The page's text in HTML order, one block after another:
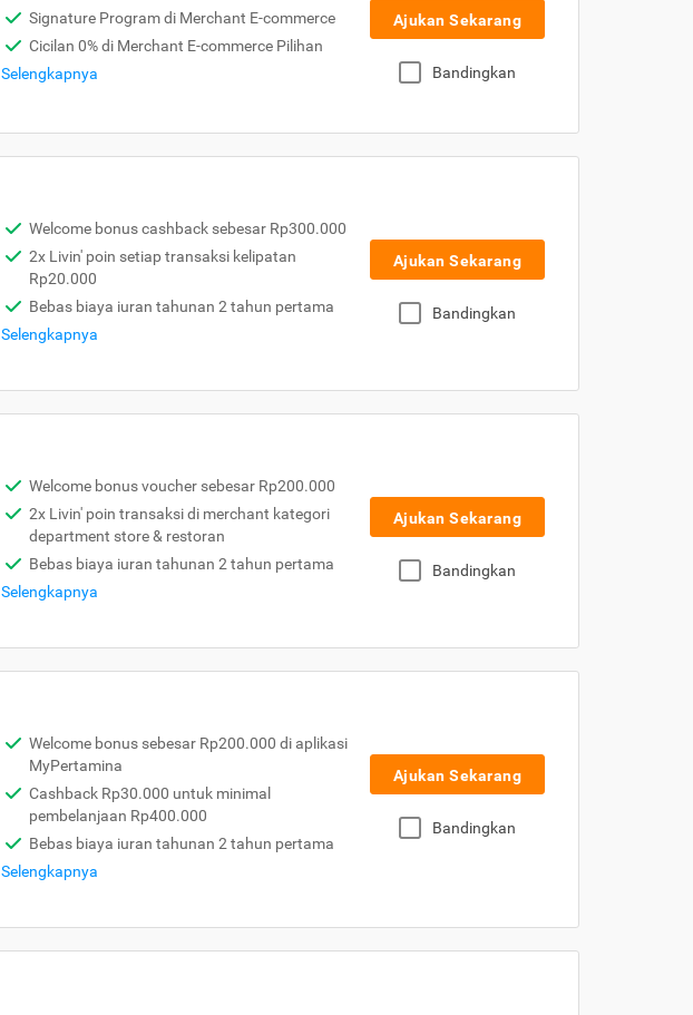
Signature Program di Merchant E-commerce
Cicilan 0% di Merchant E-commerce Pilihan
Selengkapnya
Ajukan Sekarang
Bandingkan
Welcome bonus cashback sebesar Rp300.000
2x Livin' poin setiap transaksi kelipatan
Rp20.000
Bebas biaya iuran tahunan 2 tahun pertama
Selengkapnya
Ajukan Sekarang
Bandingkan
Welcome bonus voucher sebesar Rp200.000
2x Livin' poin transaksi di merchant kategori
department store & restoran
Bebas biaya iuran tahunan 2 tahun pertama
Selengkapnya
Ajukan Sekarang
Bandingkan
Welcome bonus sebesar Rp200.000 di aplikasi
MyPertamina
Cashback Rp30.000 untuk minimal
pembelanjaan Rp400.000
Bebas biaya iuran tahunan 2 tahun pertama
Selengkapnya
Ajukan Sekarang
Bandingkan